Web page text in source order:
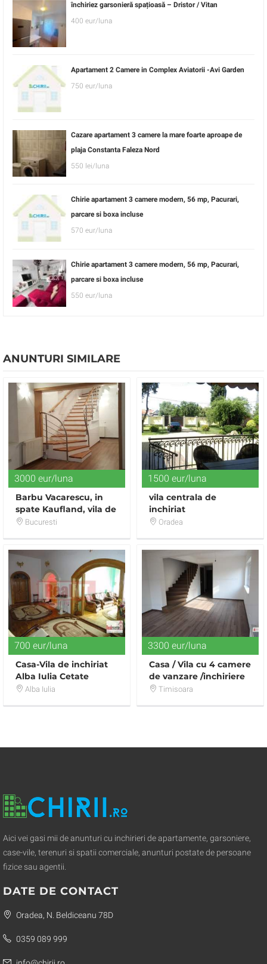
închiriez garsonieră spațioasă – Dristor / Vitan
400 eur/luna
Apartament 2 Camere in Complex Aviatorii -Avi Garden
750 eur/luna
Cazare apartament 3 camere la mare foarte aproape de
plaja Constanta Faleza Nord
550 lei/luna
Chirie apartament 3 camere modern, 56 mp, Pacurari,
parcare si boxa incluse
570 eur/luna
Chirie apartament 3 camere modern, 56 mp, Pacurari,
parcare si boxa incluse
550 eur/luna
ANUNTURI SIMILARE
3000 eur/luna
Barbu Vacarescu, in
spate Kaufland, vila de
inchiriat,7 camere
Bucuresti
1500 eur/luna
vila centrala de
inchiriat
Oradea
700 eur/luna
Casa-Vila de inchiriat
Alba Iulia Cetate
Alba Iulia
3300 eur/luna
Casa / Vila cu 4 camere
de vanzare /inchiriere
P+E+M
Timisoara
Aici vei gasi mii de anunturi cu inchirieri de apartamente, garsoniere,
case-vile, terenuri si spatii comerciale, anunturi postate de persoane
fizice sau agentii.
DATE DE CONTACT
Oradea, N. Beldiceanu 78D
0359 089 999